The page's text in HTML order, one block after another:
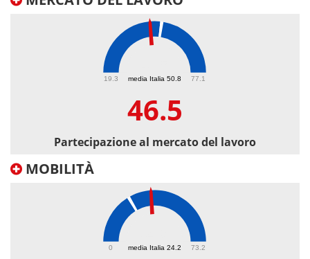
media Italia 50.8
19.3 77.1
46.5
Partecipazione al mercato del lavoro
MOBILITÀ
media Italia 24.2
0 73.2